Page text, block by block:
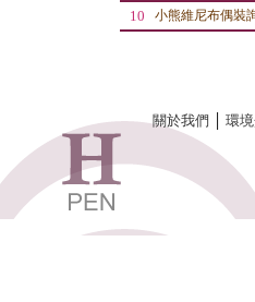
10 小熊維尼布偶裝
關於我們 環